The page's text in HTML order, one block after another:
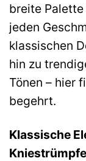
breite
jeden
klassischen
hin zu
Tönen – hier
begehrt.
Klassische